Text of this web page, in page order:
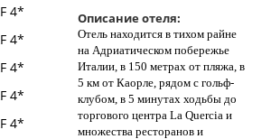
Описание отеля:
Отель находится в тихом райне
на Адриатическом побережье
Италии, в 150 метрах от пляжа, в
5 км от Каорле, рядом с гольф-
клубом, в 5 минутах ходьбы до
торгового центра La Quercia и
множества ресторанов и